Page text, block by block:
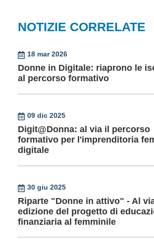
NOTIZIE CORRELATE
18 mar 2026
Donne in Digitale: riaprono le
al percorso formativo
09 dic 2025
Digit@Donna: al via il percorso
formativo per l'imprenditoria
digitale
30 giu 2025
Riparte "Donne in attivo" - Al
edizione del progetto di
finanziaria al femminile